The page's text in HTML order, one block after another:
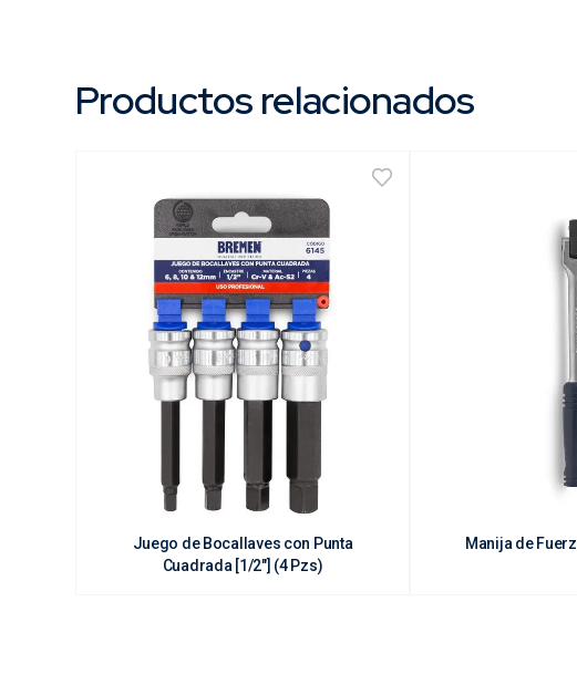
Productos relacionados
Juego de Bocallaves con Punta
Cuadrada [1/2"] (4 Pzs)
Manija de